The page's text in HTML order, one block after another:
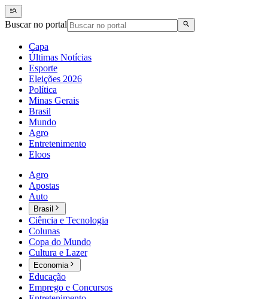
Buscar no portal
Capa
Últimas Notícias
Esporte
Eleições 2026
Política
Minas Gerais
Brasil
Mundo
Agro
Entretenimento
Eloos
Agro
Apostas
Auto
Brasil
Ciência e Tecnologia
Colunas
Copa do Mundo
Cultura e Lazer
Economia
Educação
Emprego e Concursos